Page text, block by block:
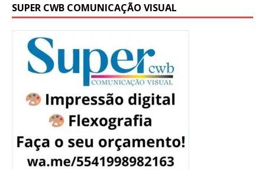
SUPER CWB COMUNICAÇÃO VISUAL